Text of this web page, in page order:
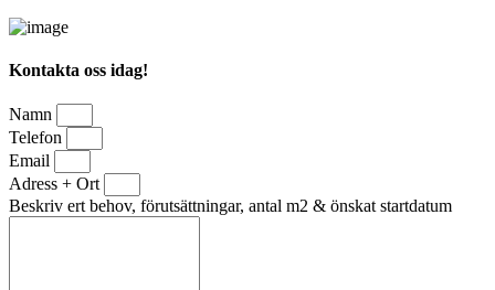
Kontakta oss idag!
Namn
Telefon
Email
Adress + Ort
Beskriv ert behov, förutsättningar, antal m2 & önskat startdatum